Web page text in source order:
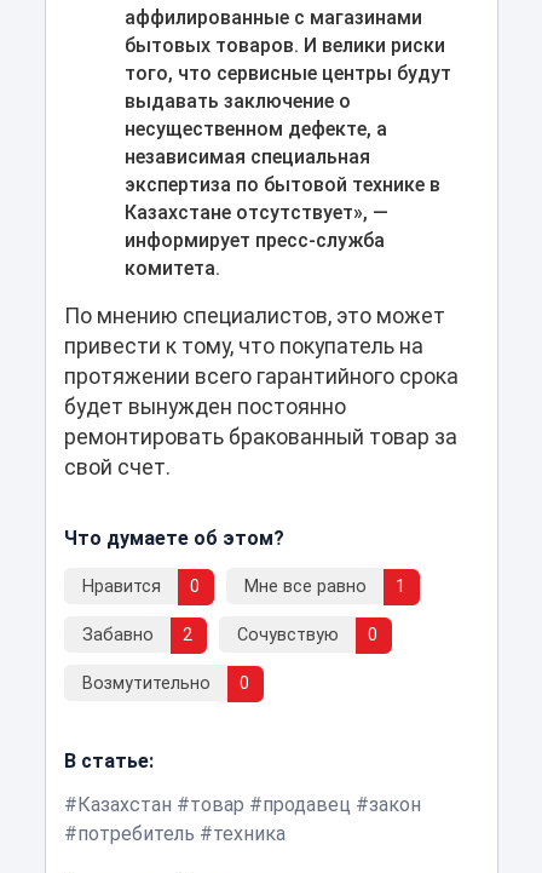
аффилированные с магазинами
бытовых товаров. И велики риски
того, что сервисные центры будут
выдавать заключение о
несущественном дефекте, а
независимая специальная
экспертиза по бытовой технике в
Казахстане отсутствует», —
информирует пресс-служба
комитета.
По мнению специалистов, это может
привести к тому, что покупатель на
протяжении всего гарантийного срока
будет вынужден постоянно
ремонтировать бракованный товар за
свой счет.
Что думаете об этом?
Нравится 0 Мне все равно 1
Забавно 2 Сочувствую 0
Возмутительно 0
В статье:
Казахстан
товар продавец
закон
потребитель
техника